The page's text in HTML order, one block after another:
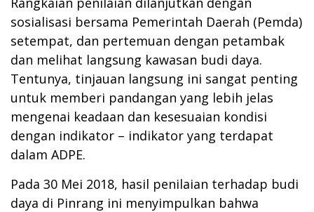
sosialisasi bersama Pemerintah Daerah (Pemda)
setempat, dan pertemuan dengan petambak
dan melihat langsung kawasan budi daya.
Tentunya, tinjauan langsung ini sangat penting
untuk memberi pandangan yang lebih jelas
mengenai keadaan dan kesesuaian kondisi
dengan indikator – indikator yang terdapat
dalam ADPE.
Pada 30 Mei 2018, hasil penilaian terhadap budi
daya di Pinrang ini menyimpulkan bahwa